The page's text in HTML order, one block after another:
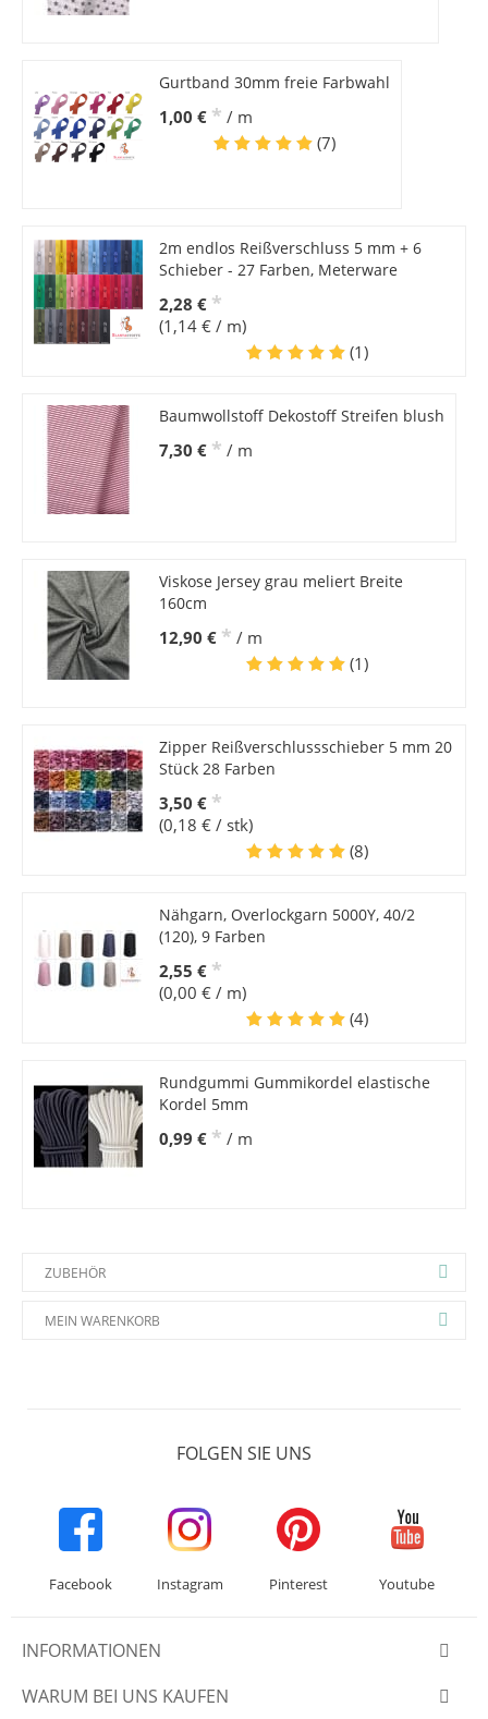
Gurtband 30mm freie Farbwahl
1,00 € * / m
(7)
2m endlos Reißverschluss 5 mm + 6
Schieber - 27 Farben, Meterware
2,28 € *
(1,14 € / m)
(1)
Baumwollstoff Dekostoff Streifen blush
7,30 € * / m
Viskose Jersey grau meliert Breite
160cm
12,90 € * / m
(1)
Zipper Reißverschlussschieber 5 mm 20
Stück 28 Farben
3,50 € *
(0,18 € / stk)
(8)
Nähgarn, Overlockgarn 5000Y, 40/2
(120), 9 Farben
2,55 € *
(0,00 € / m)
(4)
Rundgummi Gummikordel elastische
Kordel 5mm
0,99 € * / m
ZUBEHÖR
MEIN WARENKORB
FOLGEN SIE UNS
Facebook Instagram Pinterest Youtube
INFORMATIONEN
WARUM BEI UNS KAUFEN